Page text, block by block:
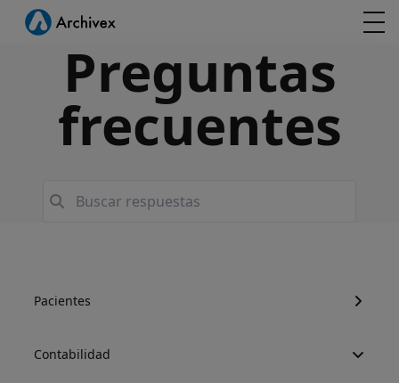
Preguntas
frecuentes
Pacientes
Contabilidad